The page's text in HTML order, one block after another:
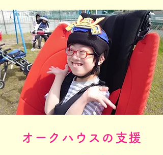
オークハウスの支援